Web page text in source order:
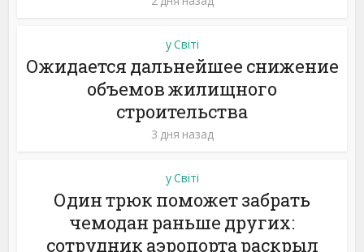
у Світі
Ожидается дальнейшее снижение
объемов жилищного
строительства
3 дня назад
у Світі
Один трюк поможет забрать
чемодан раньше других:
сотрудник аэропорта раскрыл